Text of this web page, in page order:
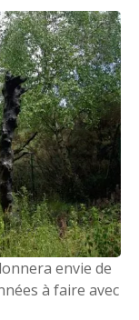
envie de
à faire avec